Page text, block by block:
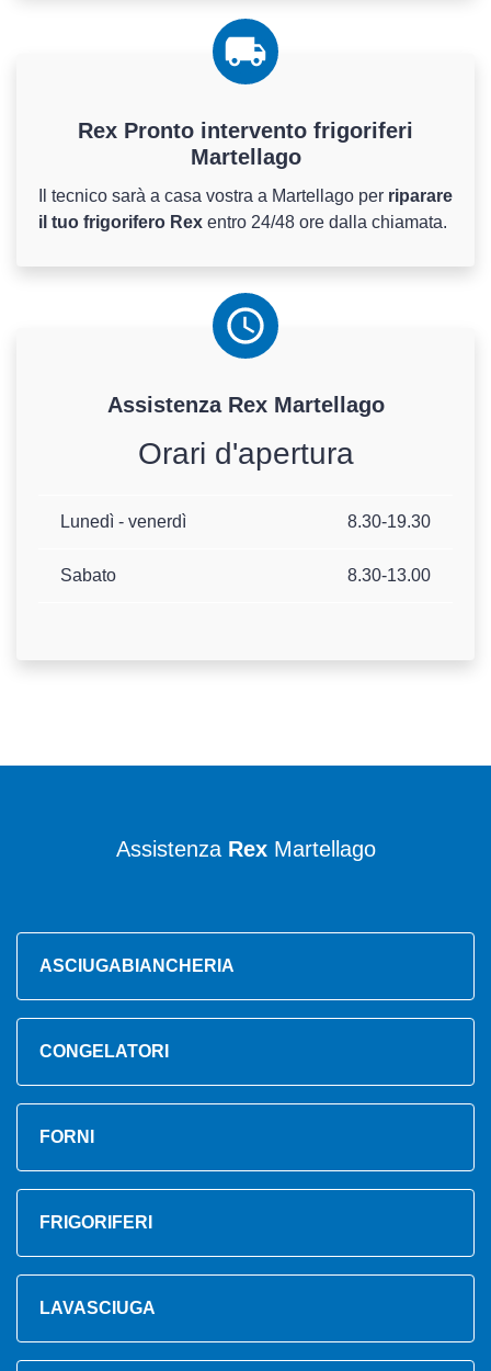
Rex Pronto intervento frigoriferi
Martellago
Il tecnico sarà a casa vostra a Martellago per riparare
il tuo frigorifero Rex entro 24/48 ore dalla chiamata.
Assistenza RexMartellago
Orari d'apertura
Lunedì - venerdì 8.30-19.30
Sabato 8.30-13.00
Assistenza RexMartellago
ASCIUGABIANCHERIA
CONGELATORI
FORNI
FRIGORIFERI
LAVASCIUGA